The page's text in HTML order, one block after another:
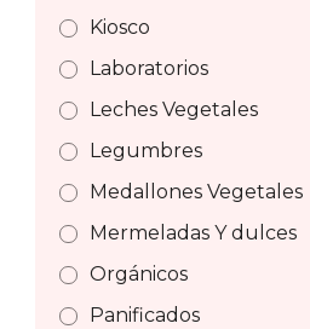
Kiosco
Laboratorios
Leches Vegetales
Legumbres
Medallones Vegetales
Mermeladas Y dulces
Orgánicos
Panificados